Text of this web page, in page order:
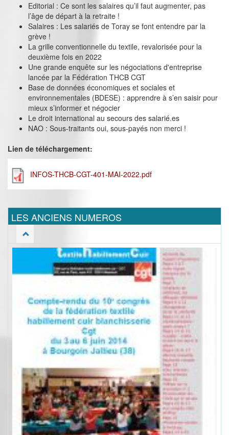
Editorial : Ce sont les salaires qu’il faut augmenter, pas
l’âge de départ à la retraite !
Salaires : Les salariés de Toray se font entendre par la
grève !
La grille conventionnelle du textile, revalorisée pour la
deuxième fois en 2022
Une grande enquête sur les négociations d'entreprise
lancée par la Fédération THCB CGT
Base de données économiques et sociales et
environnementales (BDESE) : apprendre à s’en saisir pour
mieux s’informer et négocier
Le droit international au secours des salarié.es
NAO : Sous-traitants oui, sous-payés non merci !
Lien de téléchargement:
INFOS-THCB-CGT-401-MAI-2022.pdf
LES ANCIENS NUMEROS